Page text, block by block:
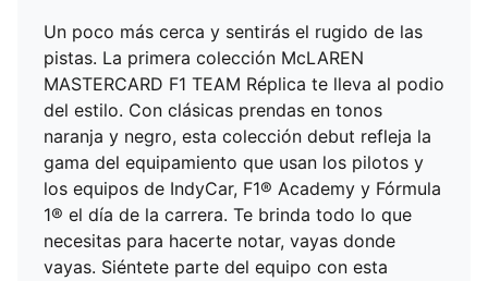
Un poco más cerca y sentirás el rugido de las
pistas. La primera colección McLAREN
MASTERCARD F1 TEAM Réplica te lleva al podio
del estilo. Con clásicas prendas en tonos
naranja y negro, esta colección debut refleja la
gama del equipamiento que usan los pilotos y
los equipos de IndyCar, F1® Academy y Fórmula
1® el día de la carrera. Te brinda todo lo que
necesitas para hacerte notar, vayas donde
vayas. Siéntete parte del equipo con esta